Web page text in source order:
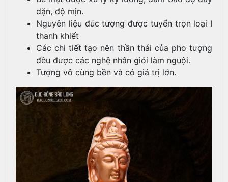
dặn, độ mịn.
Nguyên liệu đúc tượng được tuyển trọn loại I
thanh khiết
Các chi tiết tạo nên thần thái của pho tượng
đều được các nghệ nhân giỏi làm nguội.
Tượng vô cùng bền và có giá trị lớn.